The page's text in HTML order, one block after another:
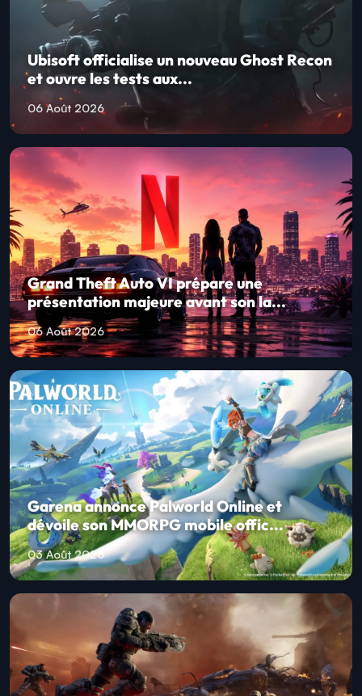
Ubisoft officialise un nouveau Ghost Recon
et ouvre les tests aux...
06 Août 2026
Grand Theft Auto VI prépare une
présentation majeure avant son la...
06 Août 2026
Garena annonce Palworld Online et
dévoile son MMORPG mobile offic...
03 Août 2026